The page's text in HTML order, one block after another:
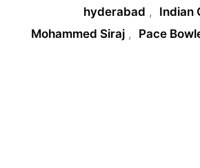
hyderabad , Indian
Mohammed Siraj , Pace